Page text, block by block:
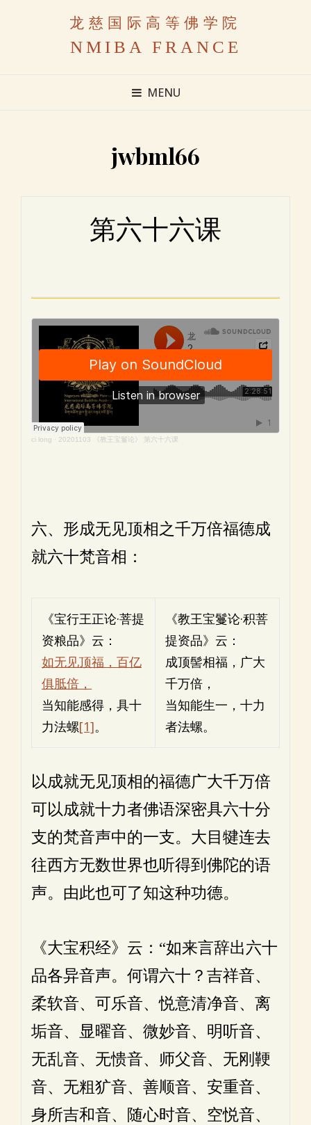
龙慈国际高等佛学院
NMIBA FRANCE
MENU
jwbml66
第六十六课
ci long · 20201103 《教王宝鬘论》 第六十六课
六、形成无见顶相之千万倍福德成
就六十梵音相：
《宝行王正论·菩提
资粮品》云：
如无见顶福，百亿
俱胝倍，
当知能感得，具十
力法螺[1]。
《教王宝鬘论·积菩
提资品》云：
成顶髻相福，广大
千万倍，
当知能生一，十力
者法螺。
以成就无见顶相的福德广大千万倍
可以成就十力者佛语深密具六十分
支的梵音声中的一支。大目犍连去
往西方无数世界也听得到佛陀的语
声。由此也可了知这种功德。
《大宝积经》云：“如来言辞出六十
品各异音声。何谓六十？吉祥音、
柔软音、可乐音、悦意清净音、离
垢音、显曜音、微妙音、明听音、
无乱音、无愦音、师父音、无刚鞕
音、无粗犷音、善顺音、安重音、
身所吉和音、随心时音、空悦音、